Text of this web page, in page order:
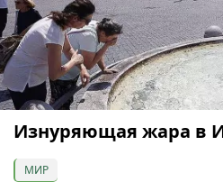
Изнуряющая жара в
МИР